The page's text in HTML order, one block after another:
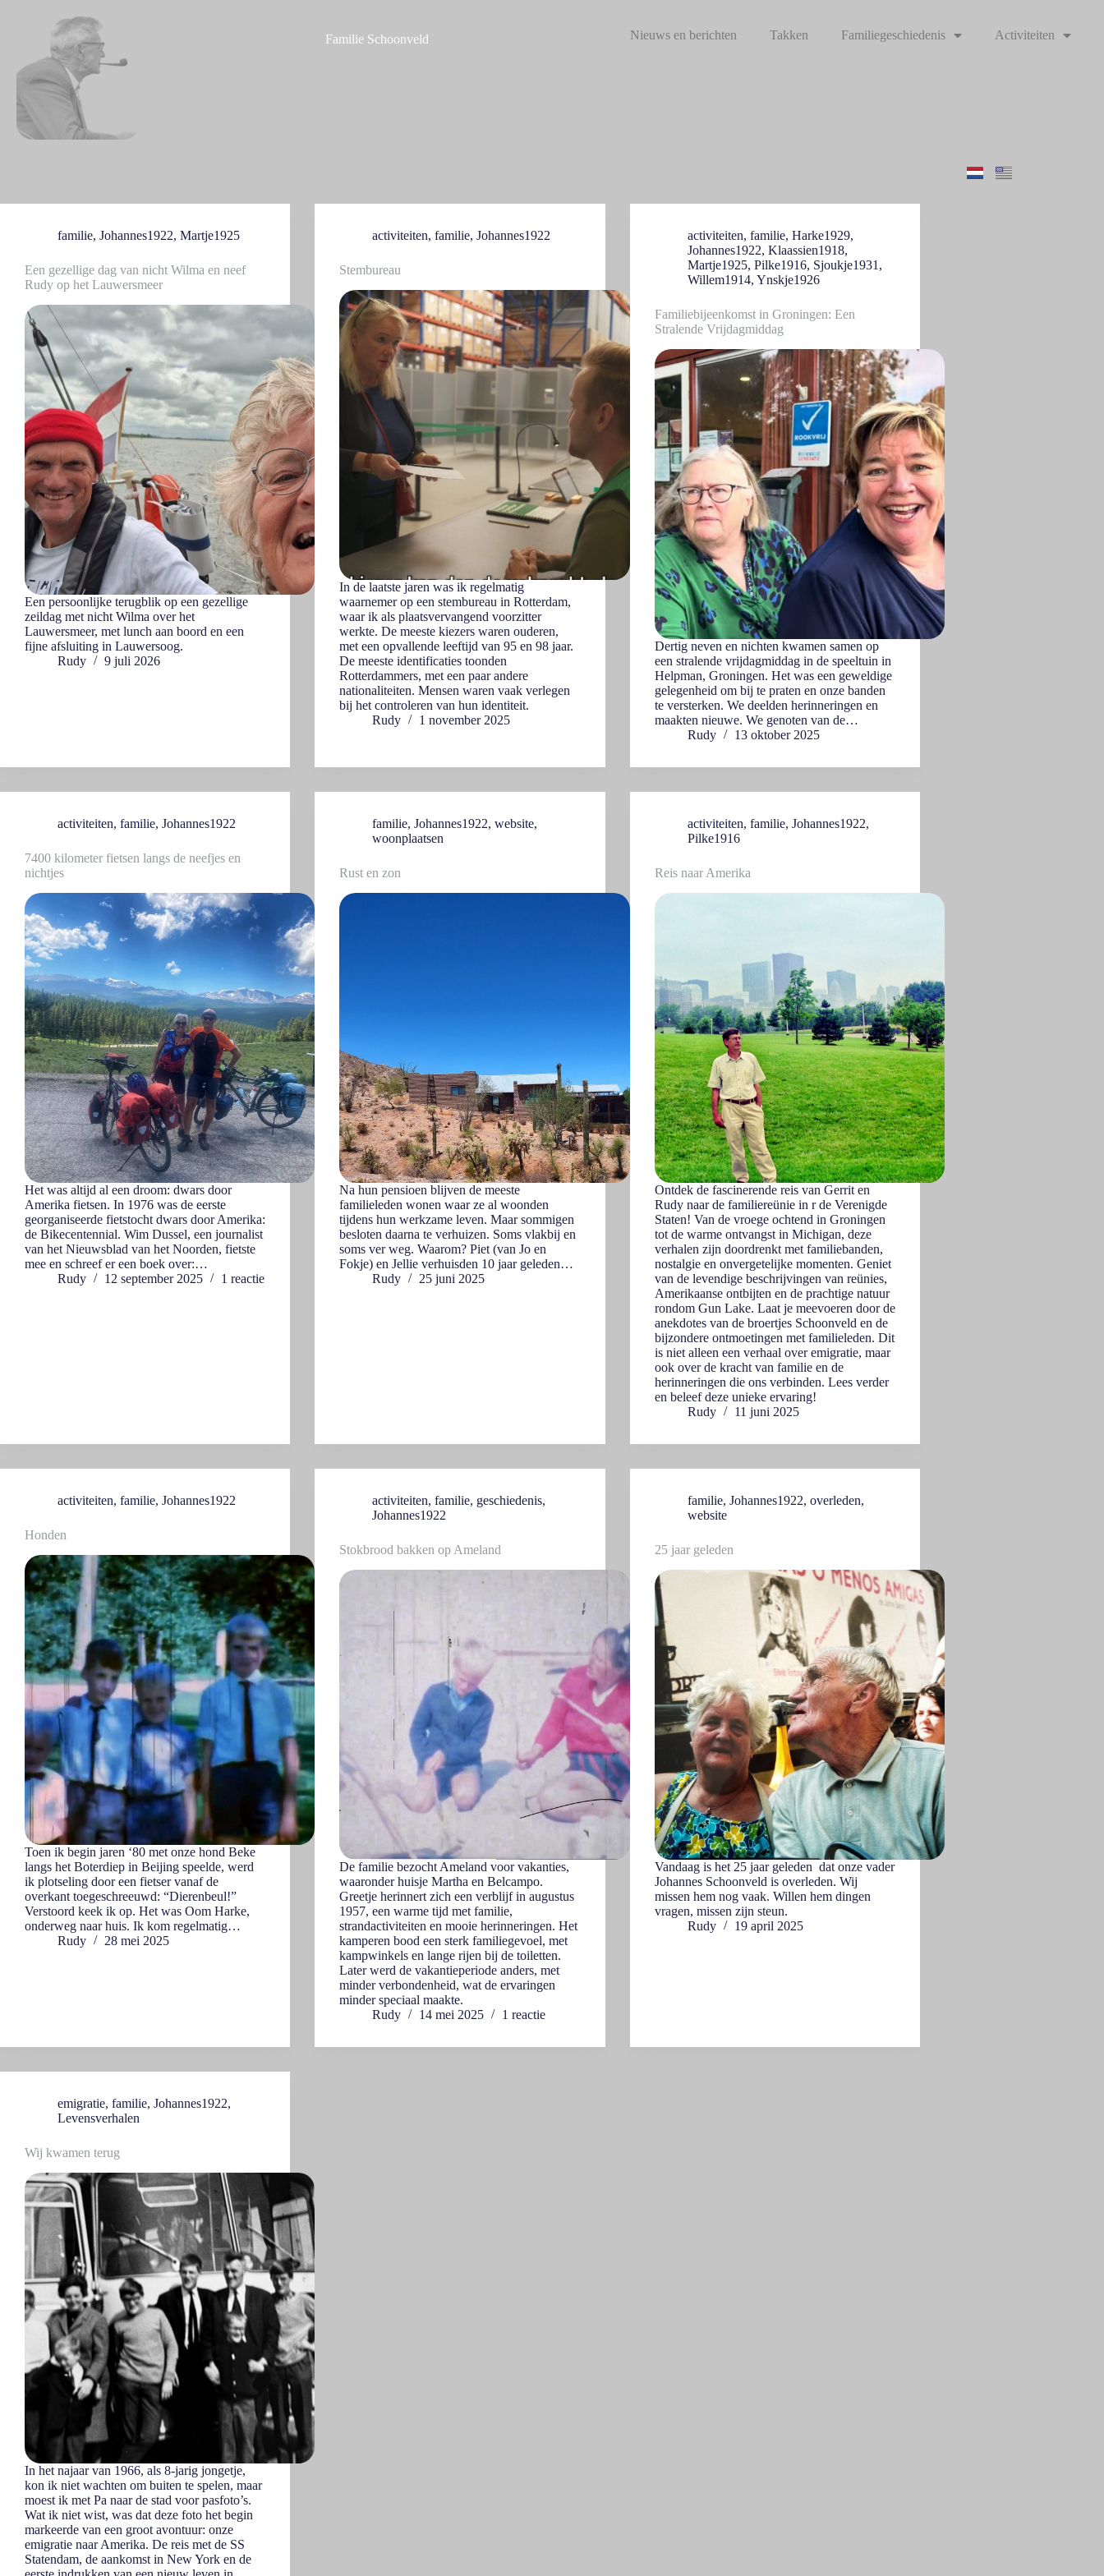
a
d
i
d
Familie Schoonveld Nieuws en berichten Takken Familiegeschiedenis Activiteiten
familie, Johannes1922, Martje1925
Een gezellige dag van nicht Wilma en neef
Rudy op het Lauwersmeer
Een persoonlijke terugblik op een gezellige
zeildag met nicht Wilma over het
Lauwersmeer, met lunch aan boord en een
fijne afsluiting in Lauwersoog.
Rudy
9 juli 2026
activiteiten,familie,Johannes1922
Stembureau
In de laatste jaren was ik regelmatig
waarnemer op een stembureau in Rotterdam,
waar ik als plaatsvervangend voorzitter
werkte. De meeste kiezers waren ouderen,
met een opvallende leeftijd van 95 en 98 jaar.
De meeste identificaties toonden
Rotterdammers, met een paar andere
nationaliteiten. Mensen waren vaak verlegen
bij het controleren van hun identiteit.
Rudy
1 november 2025
activiteiten, familie, Harke1929,
Johannes1922, Klaassien1918,
Martje1925, Pilke1916, Sjoukje1931 ,
Willem1914, Ynskje1926
Familiebijeenkomst in Groningen: Een
Stralende Vrijdagmiddag
Dertig neven en nichten kwamen samen op
een stralende vrijdagmiddag in de speeltuin in
Helpman, Groningen. Het was een geweldige
gelegenheid om bij te praten en onze banden
te versterken. We deelden herinneringen en
maakten nieuwe. We genoten van de…
Rudy
13 oktober 2025
activiteiten, familie, Johannes1922
7400 kilometer fietsen langs de neefjes en
nichtjes
Het was altijd al een droom: dwars door
Amerika fietsen. In 1976 was de eerste
georganiseerde fietstocht dwars door Amerika:
de Bikecentennial. Wim Dussel, een journalist
van het Nieuwsblad van het Noorden, fietste
mee en schreef er een boek over:…
Rudy
12 september 2025 1 reactie
familie,Johannes1922,website,
woonplaatsen
Rust en zon
Na hun pensioen blijven de meeste
familieleden wonen waar ze al woonden
tijdens hun werkzame leven. Maar sommigen
besloten daarna te verhuizen. Soms vlakbij en
soms ver weg. Waarom? Piet (van Jo en
Fokje) en Jellie verhuisden 10 jaar geleden…
Rudy
25 juni 2025
activiteiten, familie, Johannes1922,
Pilke1916
Reis naar Amerika
Ontdek de fascinerende reis van Gerrit en
Rudy naar de familiereünie in r de Verenigde
Staten! Van de vroege ochtend in Groningen
tot de warme ontvangst in Michigan, deze
verhalen zijn doordrenkt met familiebanden,
nostalgie en onvergetelijke momenten. Geniet
van de levendige beschrijvingen van reünies,
Amerikaanse ontbijten en de prachtige natuur
rondom Gun Lake. Laat je meevoeren door de
anekdotes van de broertjes Schoonveld en de
bijzondere ontmoetingen met familieleden. Dit
is niet alleen een verhaal over emigratie, maar
ook over de kracht van familie en de
herinneringen die ons verbinden. Lees verder
en beleef deze unieke ervaring!
Rudy
11 juni 2025
activiteiten, familie, Johannes1922
Honden
Toen ik begin jaren ‘80 met onze hond Beke
langs het Boterdiep in Beijing speelde, werd
ik plotseling door een fietser vanaf de
overkant toegeschreeuwd: “Dierenbeul!”
Verstoord keek ik op. Het was Oom Harke,
onderweg naar huis. Ik kom regelmatig…
Rudy
28 mei 2025
activiteiten,familie, geschiedenis,
Johannes1922
Stokbrood bakken op Ameland
De familie bezocht Ameland voor vakanties,
waaronder huisje Martha en Belcampo.
Greetje herinnert zich een verblijf in augustus
1957, een warme tijd met familie,
strandactiviteiten en mooie herinneringen. Het
kamperen bood een sterk familiegevoel, met
kampwinkels en lange rijen bij de toiletten.
Later werd de vakantieperiode anders, met
minder verbondenheid, wat de ervaringen
minder speciaal maakte.
Rudy
14 mei 2025 1 reactie
familie, Johannes1922, overleden,
website
25 jaar geleden
Vandaag is het 25 jaar geleden dat onze vader
Johannes Schoonveld is overleden. Wij
missen hem nog vaak. Willen hem dingen
vragen, missen zijn steun.
Rudy
19 april 2025
emigratie, familie, Johannes1922,
Levensverhalen
Wij kwamen terug
In het najaar van 1966, als 8-jarig jongetje,
kon ik niet wachten om buiten te spelen, maar
moest ik met Pa naar de stad voor pasfoto’s.
Wat ik niet wist, was dat deze foto het begin
markeerde van een groot avontuur: onze
emigratie naar Amerika. De reis met de SS
Statendam, de aankomst in New York en de